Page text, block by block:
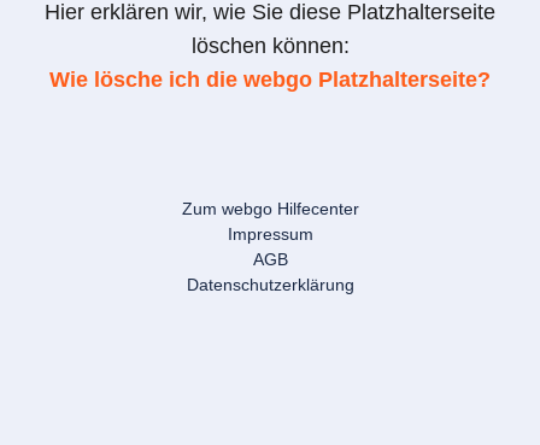
Hier erklären wir, wie Sie diese Platzhalterseite
löschen können:
Wie lösche ich die webgo Platzhalterseite?
Zum webgo Hilfecenter
Impressum
AGB
Datenschutzerklärung